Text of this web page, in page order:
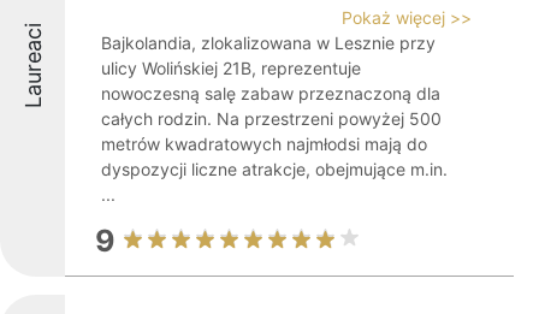
Laureaci
Pokaż więcej >>
Bajkolandia, zlokalizowana w Lesznie przy
ulicy Wolińskiej 21B, reprezentuje
nowoczesną salę zabaw przeznaczoną dla
całych rodzin. Na przestrzeni powyżej 500
metrów kwadratowych najmłodsi mają do
dyspozycji liczne atrakcje, obejmujące m.in.
...
9